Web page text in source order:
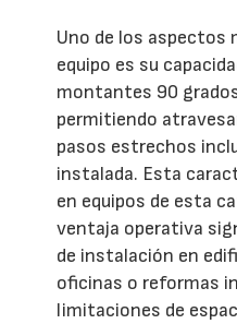
Uno de los aspectos
equipo es su
montantes 90
permitiendo
pasos estrechos
instalada. Esta
en equipos de esta
ventaja operativa
de instalación en
oficinas o reformas
limitaciones de